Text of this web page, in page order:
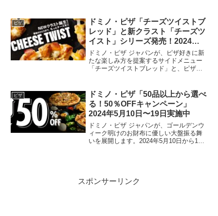
「GWファミリーセット」を最大50％引
きの価格で楽しむ...
ピザ
ドミノ・ピザ「チーズツイストブ
レッド」と新クラスト「チーズツ
イスト」シリーズ発売！2024年3
月18日から5月26日まで
ドミノ・ピザ ジャパンが、ピザ好きに新
たな楽しみ方を提案するサイドメニュー
「チーズツイストブレッド」と、ピザの
これらの新メニューは、2024年3月18日
から5月26日...
ピザ
ドミノ・ピザ「50品以上から選べ
る！50％OFFキャンペーン」
2024年5月10日〜19日実施中
ドミノ・ピザ ジャパンが、ゴールデンウ
ィーク明けのお財布に優しい大盤振る舞
いを展開します。2024年5月10日から19
スポンサーリンク